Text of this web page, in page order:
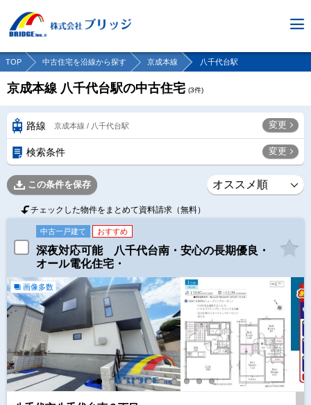
TOP 中古住宅を沿線から探す 京成本線 八千代台駅
京成本線 八千代台駅の中古住宅 (3件)
路線 京成本線 / 八千代台駅 変更
検索条件 変更
この条件を保存
チェックした物件をまとめて資料請求（無料）
中古一戸建て おすすめ
深夜対応可能 八千代台南・安心の長期優良・
オール電化住宅・
画像多数